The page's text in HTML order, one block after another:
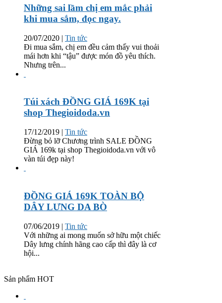
Những sai lầm chị em mắc phải
khi mua sắm, đọc ngay.
20/07/2020 | Tin tức
Đi mua sắm, chị em đều cảm thấy vui thoải
mái hơn khi “tậu” được món đồ yêu thích.
Nhưng trên...
Túi xách ĐỒNG GIÁ 169K tại
shop Thegioidoda.vn
17/12/2019 | Tin tức
Đừng bỏ lỡ Chương trình SALE ĐỒNG
GIÁ 169k tại shop Thegioidoda.vn với vô
vàn túi đẹp này!
ĐỒNG GIÁ 169K TOÀN BỘ
DÂY LƯNG DA BÒ
07/06/2019 | Tin tức
Với những ai mong muốn sở hữu một chiếc
Dây lưng chính hãng cao cấp thì đây là cơ
hội...
Sản phẩm HOT